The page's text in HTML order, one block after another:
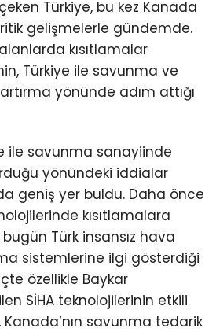
Türkiye, bu kez Kanada
gelişmelerle gündemde.
kısıtlamalar
Türkiye ile savunma ve
yönünde adım attığı
ile savunma sanayiinde
yönündeki iddialar
geniş yer buldu. Daha önce
kısıtlamalara
Türk insansız hava
sistemlerine ilgi gösterdiği
özellikle Baykar
SİHA teknolojilerinin etkili
savunma tedarik